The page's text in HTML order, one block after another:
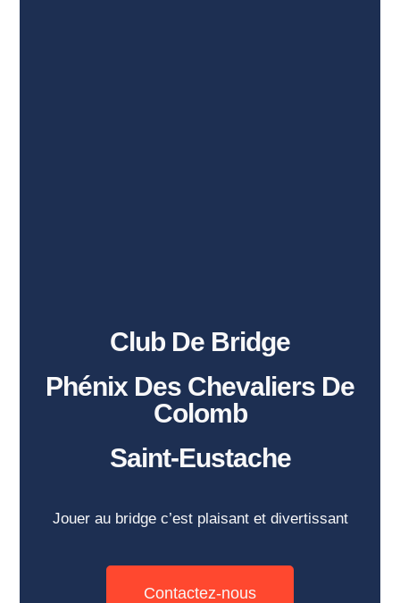
Club De Bridge
Phénix Des Chevaliers De
Colomb
Saint-Eustache
Jouer au bridge c’est plaisant et divertissant
Contactez-nous